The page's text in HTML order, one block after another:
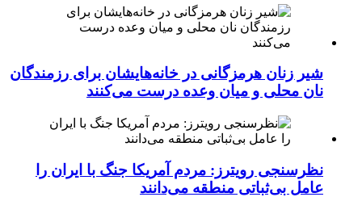
شیر زنان هرمزگانی در خانه‌هایشان برای رزمندگان
نان محلی و میان وعده درست می‌کنند
نظرسنجی رویترز: مردم آمریکا جنگ با ایران را
عامل بی‌ثباتی منطقه می‌دانند